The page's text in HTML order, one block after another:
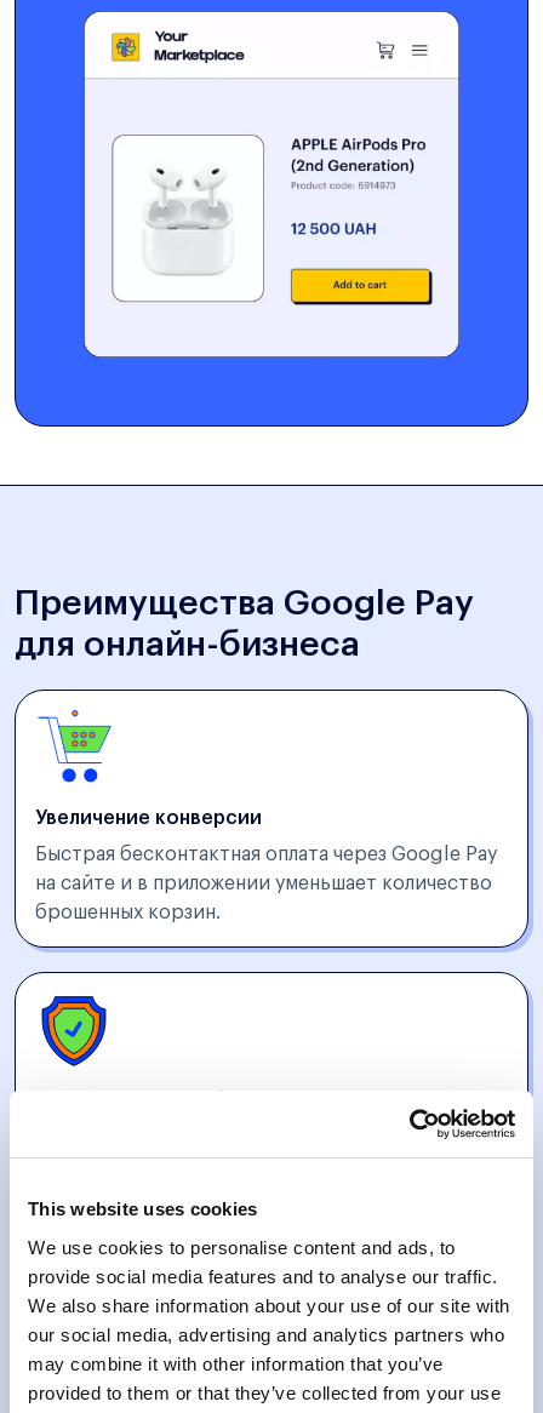
This website uses cookies
We use cookies to personalise content and ads, to
provide social media features and to analyse our traffic.
We also share information about your use of our site with
our social media, advertising and analytics partners who
may combine it with other information that you’ve
provided to them or that they’ve collected from your use
Преимущества Google Pay
для онлайн-бизнеса
Увеличение конверсии
Быстрая бесконтактная оплата через Google Pay
на сайте и в приложении уменьшает количество
брошенных корзин.
обеспечивает защиту от
Tranzzo предлагает адаптивныеAPI и SDK,